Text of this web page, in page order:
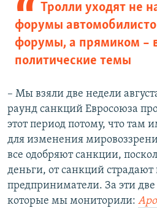
Тролли уходят не
форумы
форумы, а прямиком –
политические темы
– Мы взяли две недели
раунд санкций Евросоюза
этот период потому, что там
для изменения
все одобряют санкции,
деньги, от санкций
предприниматели. За эти
которые мы мониторили: